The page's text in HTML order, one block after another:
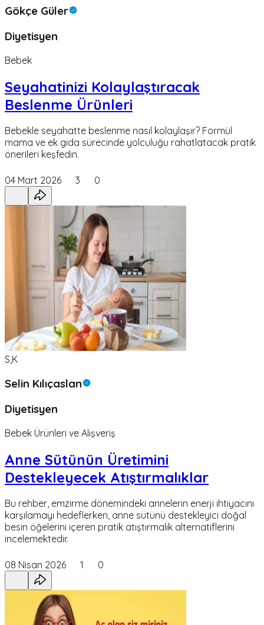
Gökçe Güler
Diyetisyen
Bebek
Seyahatinizi Kolaylaştıracak
Beslenme Ürünleri
Bebekle seyahatte beslenme nasıl kolaylaşır? Formül
mama ve ek gıda sürecinde yolculuğu rahatlatacak pratik
önerileri keşfedin.
04 Mart 2026 3 0
S,K
Selin Kılıçaslan
Diyetisyen
Bebek Ürünleri ve Alışveriş
Anne Sütünün Üretimini
Destekleyecek Atıştırmalıklar
Bu rehber, emzirme dönemindeki annelerin enerji ihtiyacını
karşılamayı hedeflerken, anne sütünü destekleyici doğal
besin öğelerini içeren pratik atıştırmalık alternatiflerini
incelemektedir.
08 Nisan 2026 1 0